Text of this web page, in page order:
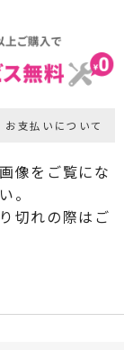
お支払いについて
像をご覧にな
。
切れの際はご